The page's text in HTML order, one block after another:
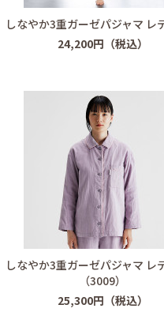
しなやか3重ガーゼパジャマ レ
24,200円（税込）
しなやか3重ガーゼパジャマ レ
（3009）
25,300円（税込）